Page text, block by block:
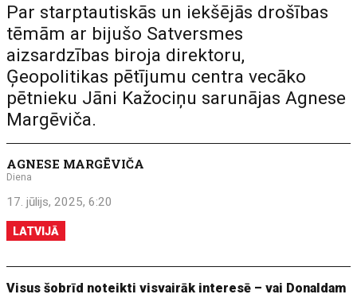
Par starptautiskās un iekšējās drošības
tēmām ar bijušo Satversmes
aizsardzības biroja direktoru,
Ģeopolitikas pētījumu centra vecāko
pētnieku Jāni Kažociņu sarunājas Agnese
Margēviča.
AGNESE MARGĒVIČA
Diena
17. jūlijs, 2025, 6:20
LATVIJĀ
Visus šobrīd noteikti visvairāk interesē – vai Donaldam